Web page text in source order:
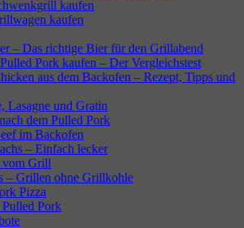
kaufen
kaufen
– Das richtige Bier für den Grillabend
Pork kaufen – Der Vergleichstest
aus dem Backofen – Rezept, Tipps und
Lasagne und Gratin
dem Pulled Pork
im Backofen
– Einfach lecker
vom Grill
– Grillen ohne Grillkohle
Pizza
Pulled Pork